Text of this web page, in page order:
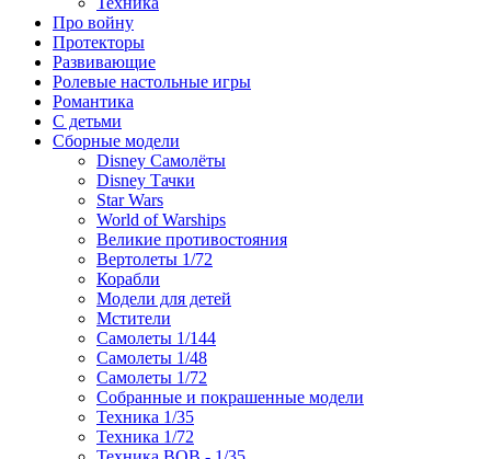
Про войну
Протекторы
Развивающие
Ролевые настольные игры
Романтика
С детьми
Сборные модели
Disney Самолёты
Disney Тачки
Star Wars
World of Warships
Великие противостояния
Вертолеты 1/72
Корабли
Модели для детей
Мстители
Самолеты 1/144
Самолеты 1/48
Самолеты 1/72
Собранные и покрашенные модели
Техника 1/35
Техника 1/72